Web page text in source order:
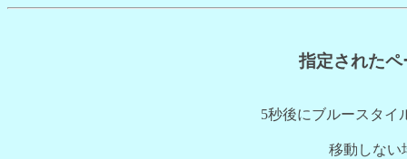
指定された
5秒後にブルースタイ
移動しない